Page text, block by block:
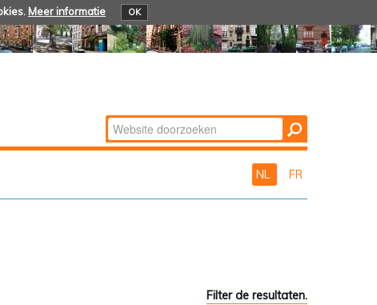
Meer informatie OK
Zoek
Geavanceerd
NL FR
Filter de resultaten.